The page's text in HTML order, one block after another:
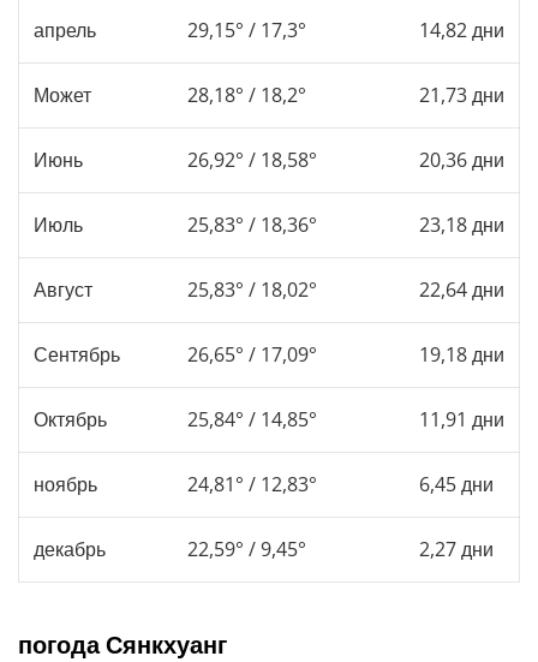
апрель 29,15° / 17,3° 14,82 дни
Может 28,18° / 18,2° 21,73 дни
Июнь 26,92° / 18,58° 20,36 дни
Июль 25,83° / 18,36° 23,18 дни
Август 25,83° / 18,02° 22,64 дни
Сентябрь 26,65° / 17,09° 19,18 дни
Октябрь 25,84° / 14,85° 11,91 дни
ноябрь 24,81° / 12,83° 6,45 дни
декабрь 22,59° / 9,45° 2,27 дни
погода Сянкхуанг